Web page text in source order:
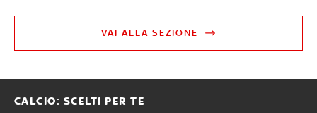
VAI ALLA SEZIONE
CALCIO: SCELTI PER TE